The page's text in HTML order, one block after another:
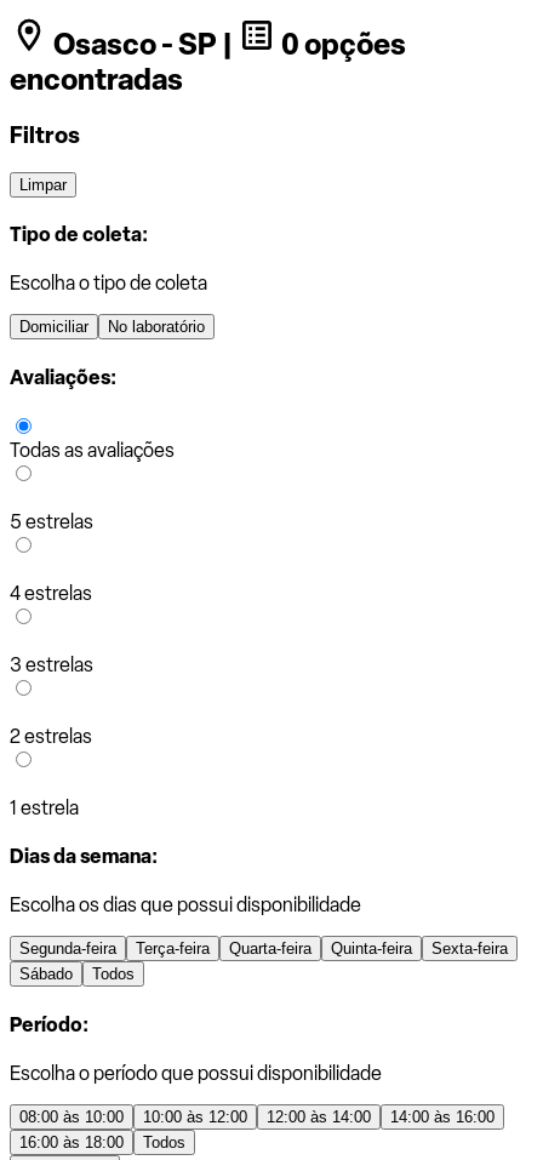
Osasco - SP |
0 opções
encontradas
Filtros
Limpar
Tipo de coleta:
Escolha o tipo de coleta
Domiciliar No laboratório
Avaliações:
Todas as avaliações
5 estrelas
4 estrelas
3 estrelas
2 estrelas
1 estrela
Dias da semana:
Escolha os dias que possui disponibilidade
Segunda-feira Terça-feira Quarta-feira Quinta-feira
Sexta-feira
Sábado
Todos
Período:
Escolha o período que possui disponibilidade
08:00 às 10:00 10:00 às 12:00 12:00 às 14:00
14:00 às 16:00
16:00 às 18:00
Todos